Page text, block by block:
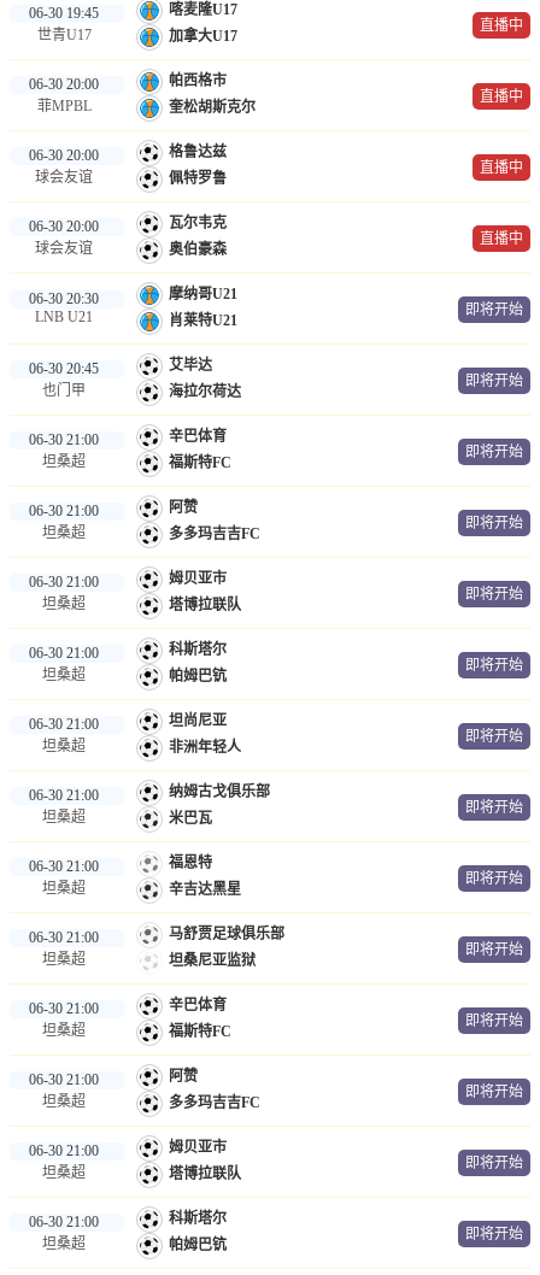
06-30 19:45
世青U17
喀麦隆U17
加拿大U17
直播中
06-30 20:00
菲MPBL
帕西格市
奎松胡斯克尔
直播中
06-30 20:00
球会友谊
格鲁达兹
佩特罗鲁
直播中
06-30 20:00
球会友谊
瓦尔韦克
奥伯豪森
直播中
06-30 20:30
LNB U21
摩纳哥U21
肖莱特U21
即将开始
06-30 20:45
也门甲
艾毕达
海拉尔荷达
即将开始
06-30 21:00
坦桑超
辛巴体育
福斯特FC
即将开始
06-30 21:00
坦桑超
阿赞
多多玛吉吉FC
即将开始
06-30 21:00
坦桑超
姆贝亚市
塔博拉联队
即将开始
06-30 21:00
坦桑超
科斯塔尔
帕姆巴钪
即将开始
06-30 21:00
坦桑超
坦尚尼亚
非洲年轻人
即将开始
06-30 21:00
坦桑超
纳姆古戈俱乐部
米巴瓦
即将开始
06-30 21:00
坦桑超
福恩特
辛吉达黑星
即将开始
06-30 21:00
坦桑超
马舒贾足球俱乐部
坦桑尼亚监狱
即将开始
06-30 21:00
坦桑超
辛巴体育
福斯特FC
即将开始
06-30 21:00
坦桑超
阿赞
多多玛吉吉FC
即将开始
06-30 21:00
坦桑超
姆贝亚市
塔博拉联队
即将开始
06-30 21:00
坦桑超
科斯塔尔
帕姆巴钪
即将开始